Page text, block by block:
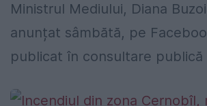
Ministrul Mediului, Diana
anunțat sâmbătă, pe
publicat în consultare publică